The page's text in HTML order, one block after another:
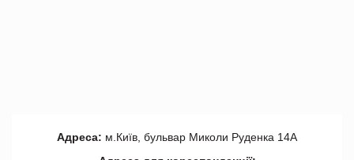
Адреса: м.Київ, бульвар Миколи Руденка 14А